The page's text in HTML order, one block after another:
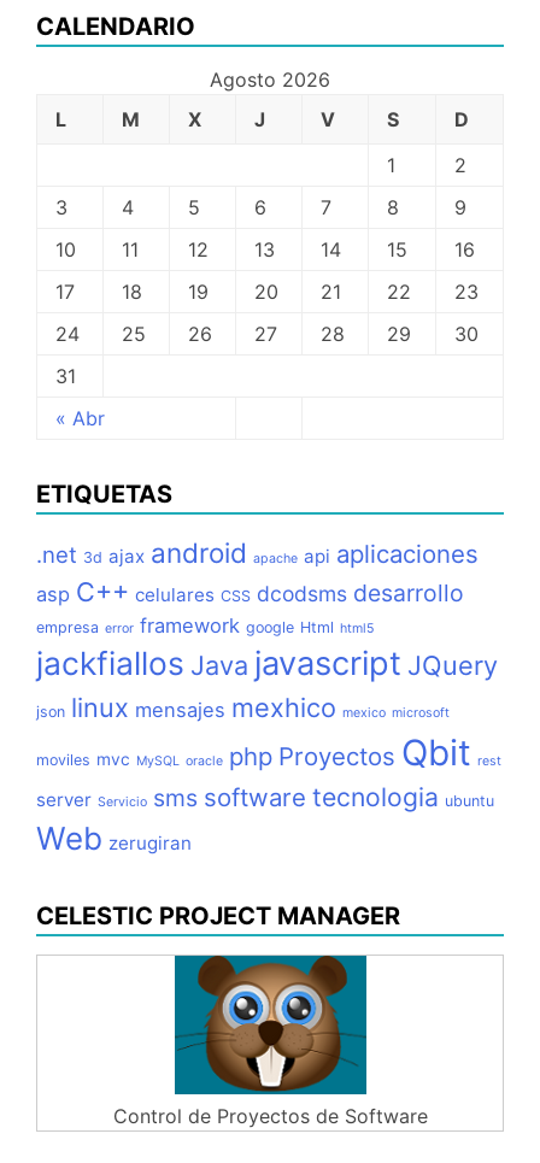
CALENDARIO
Agosto 2026
L
M X J V S D
« Abr
1
2
3
4 5 6 7 8
9
10
11 12 13 14 15
16
17
18 19 20 21 22
23
24
25 26 27 28 29
30
31
ETIQUETAS
.net 3d ajax android apache api aplicaciones
asp C++ celulares CSS dcodsms desarrollo
empresa error framework google Html html5
jackfiallos Java javascript JQuery
json linux mensajes mexhico mexico microsoft
moviles mvc MySQL oracle php Proyectos Qbit rest
server Servicio sms software tecnologia ubuntu
Web zerugiran
CELESTIC PROJECT MANAGER
Control de Proyectos de Software